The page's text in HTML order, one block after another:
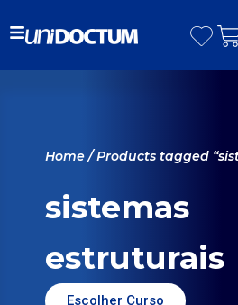
Home/ Products tagged
sistemas
estruturais
Escolher Curso